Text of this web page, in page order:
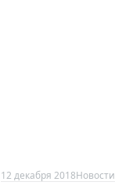
12 декабря 2018Новости